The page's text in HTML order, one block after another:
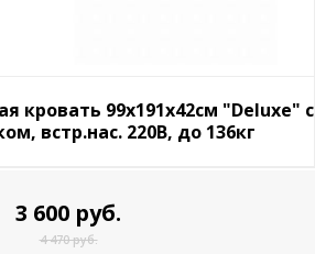
кровать 99х191х42см "Deluxe" с
встр.нас. 220В, до 136кг
3 600 руб.
4 470 руб.